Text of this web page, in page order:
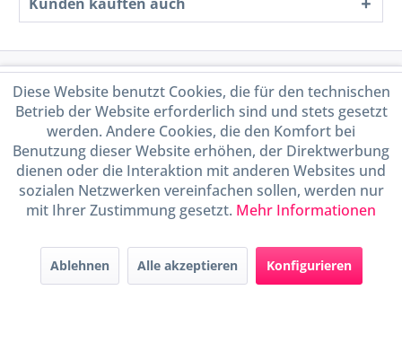
Service Hotline
Shop Service
Informationen
Handel mit BIO-Weinen
durch DE-ÖKO-009
Diese Website benutzt Cookies, die für den technischen
Betrieb der Website erforderlich sind und stets gesetzt
werden. Andere Cookies, die den Komfort bei
Benutzung dieser Website erhöhen, der Direktwerbung
dienen oder die Interaktion mit anderen Websites und
sozialen Netzwerken vereinfachen sollen, werden nur
mit Ihrer Zustimmung gesetzt. Mehr Informationen
Ablehnen Alle akzeptieren Konfigurieren